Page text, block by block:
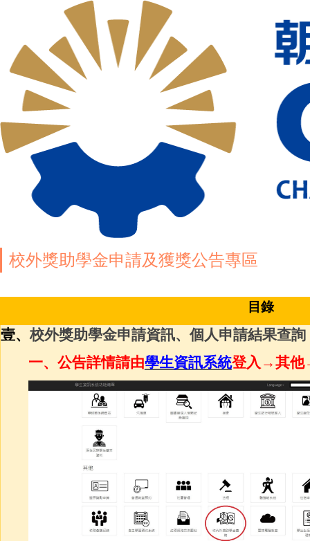
校外獎助學金申請及獲獎公告專區
目錄
壹、校外獎助學金申請資訊、個人申請結果查詢
一、公告詳情請由學生資訊系統登入→其他